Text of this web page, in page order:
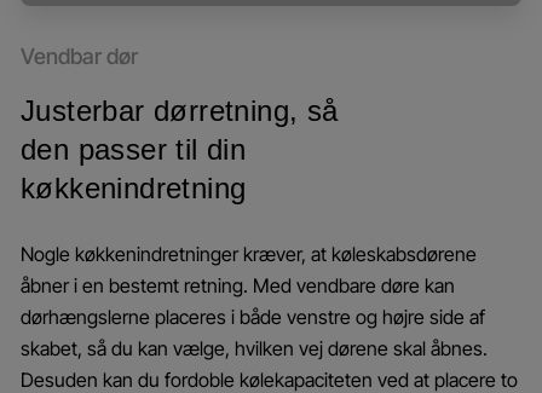
Vendbar dør
Justerbar dørretning, så
den passer til din
køkkenindretning
Nogle køkkenindretninger kræver, at køleskabsdørene
åbner i en bestemt retning. Med vendbare døre kan
dørhængslerne placeres i både venstre og højre side af
skabet, så du kan vælge, hvilken vej dørene skal åbnes.
Desuden kan du fordoble kølekapaciteten ved at placere to